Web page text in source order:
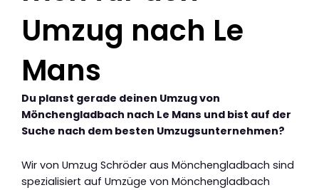
Umzug nach Le
Mans
Du planst gerade deinen Umzug von
Mönchengladbach nach Le Mans und bist auf der
Suche nach dem besten Umzugsunternehmen?
Wir von Umzug Schröder aus Mönchengladbach sind
spezialisiert auf Umzüge von Mönchengladbach